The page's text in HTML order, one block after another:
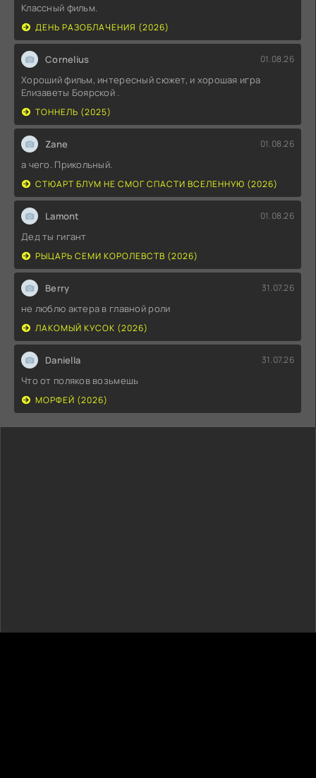
Классный фильм.
ДЕНЬ РАЗОБЛАЧЕНИЯ (2026)
Cornelius 01.08.26
Хороший фильм, интересный сюжет, и хорошая игра
Елизаветы Боярской .
ТОННЕЛЬ (2025)
Zane 01.08.26
а чего. Прикольный.
СТЮАРТ БЛУМ НЕ СМОГ СПАСТИ ВСЕЛЕННУЮ (2026)
Lamont 01.08.26
Дед ты гигант
РЫЦАРЬ СЕМИ КОРОЛЕВСТВ (2026)
Berry 31.07.26
не люблю актера в главной роли
ЛАКОМЫЙ КУСОК (2026)
Daniella 31.07.26
Что от поляков возьмешь
МОРФЕЙ (2026)